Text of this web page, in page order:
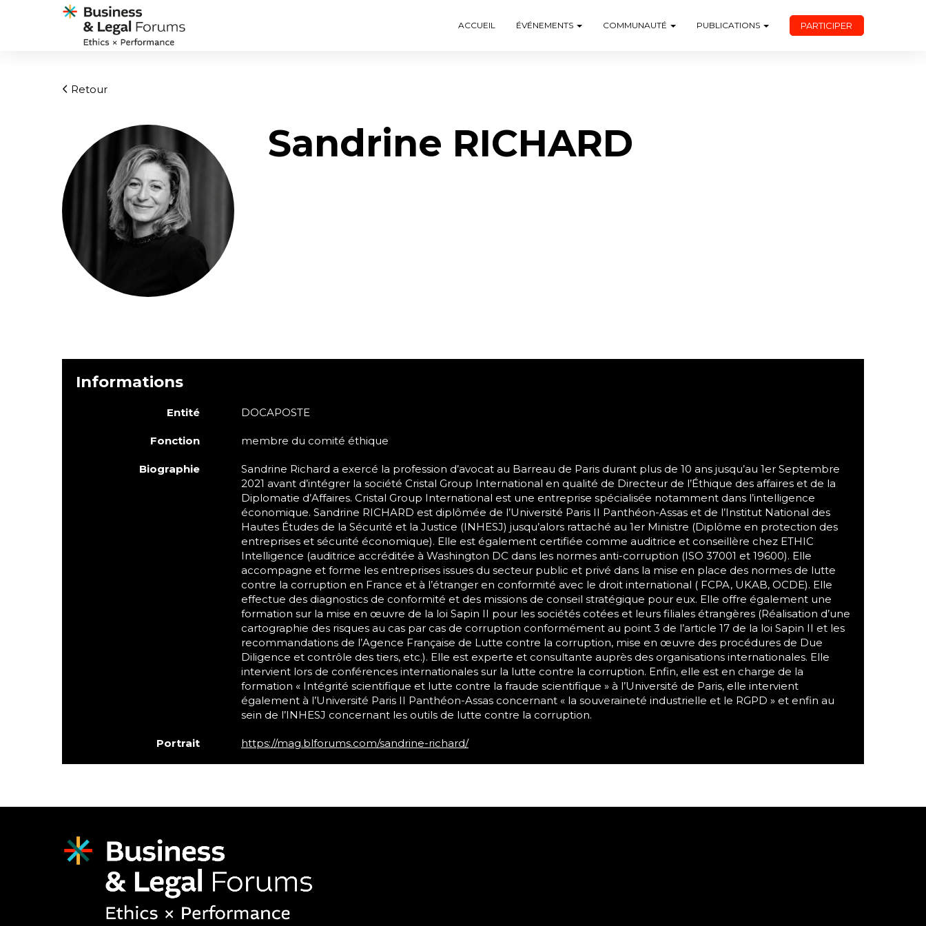
ACCUEIL ÉVÉNEMENTS COMMUNAUTÉ PUBLICATIONS PARTICIPER
Retour
Sandrine RICHARD
Informations
Entité DOCAPOSTE
Fonction membre du comité éthique
Biographie
Sandrine Richard a exercé la profession d’avocat au Barreau de Paris durant plus de 10 ans jusqu’au 1er Septembre
2021 avant d’intégrer la société Cristal Group International en qualité de Directeur de l’Éthique des affaires et de la
Diplomatie d’Affaires. Cristal Group International est une entreprise spécialisée notamment dans l’intelligence
économique. Sandrine RICHARD est diplômée de l’Université Paris II Panthéon-Assas et de l’Institut National des
Hautes Études de la Sécurité et la Justice (INHESJ) jusqu’alors rattaché au 1er Ministre (Diplôme en protection des
entreprises et sécurité économique). Elle est également certifiée comme auditrice et conseillère chez ETHIC
Intelligence (auditrice accréditée à Washington DC dans les normes anti-corruption (ISO 37001 et 19600). Elle
accompagne et forme les entreprises issues du secteur public et privé dans la mise en place des normes de lutte
contre la corruption en France et à l’étranger en conformité avec le droit international ( FCPA, UKAB, OCDE). Elle
effectue des diagnostics de conformité et des missions de conseil stratégique pour eux. Elle offre également une
formation sur la mise en œuvre de la loi Sapin II pour les sociétés cotées et leurs filiales étrangères (Réalisation d’une
cartographie des risques au cas par cas de corruption conformément au point 3 de l’article 17 de la loi Sapin II et les
recommandations de l’Agence Française de Lutte contre la corruption, mise en œuvre des procédures de Due
Diligence et contrôle des tiers, etc.). Elle est experte et consultante auprès des organisations internationales. Elle
intervient lors de conférences internationales sur la lutte contre la corruption. Enfin, elle est en charge de la
formation « Intégrité scientifique et lutte contre la fraude scientifique » à l’Université de Paris, elle intervient
également à l’Université Paris II Panthéon-Assas concernant « la souveraineté industrielle et le RGPD » et enfin au
sein de l’INHESJ concernant les outils de lutte contre la corruption.
Portrait https://mag.blforums.com/sandrine-richard/